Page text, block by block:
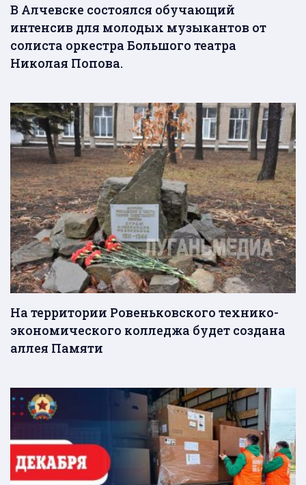
В Алчевске состоялся обучающий
интенсив для молодых музыкантов от
солиста оркестра Большого театра
Николая Попова.
На территории Ровеньковского технико-
экономического колледжа будет создана
аллея Памяти